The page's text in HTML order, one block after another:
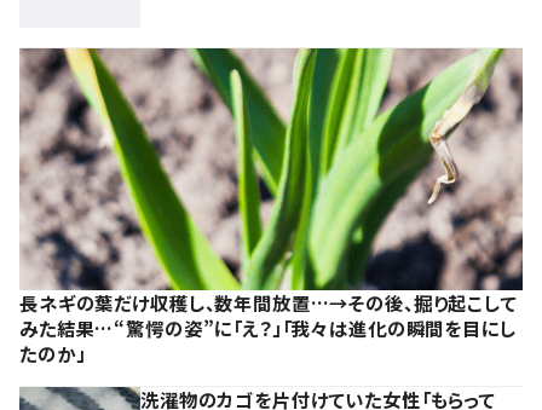
長ネギの葉だけ収穫し、数年間放置…→その後、掘り起こして
みた結果…“驚愕の姿”に「え？」「我々は進化の瞬間を目にし
たのか」
洗濯物のカゴを片付けていた女性「もらって